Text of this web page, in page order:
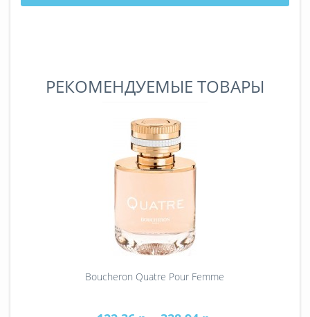
РЕКОМЕНДУЕМЫЕ ТОВАРЫ
Boucheron Quatre Pour Femme